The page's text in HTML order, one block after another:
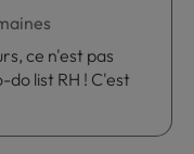
ce n'est pas
list RH ! C'est